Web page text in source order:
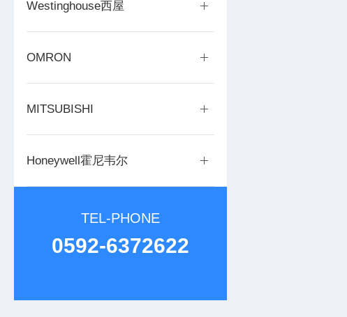
Westinghouse西屋
OMRON
MITSUBISHI
Honeywell霍尼韦尔
TEL-PHONE
0592-6372622